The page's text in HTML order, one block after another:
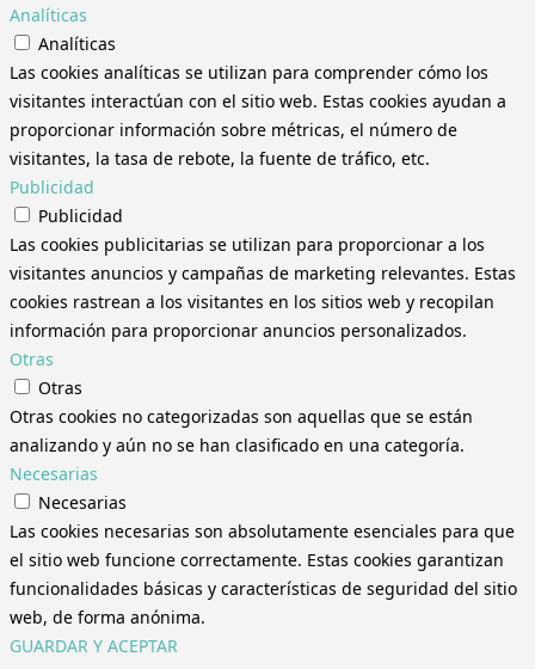
Analíticas
Analíticas
Las cookies analíticas se utilizan para comprender cómo los
visitantes interactúan con el sitio web. Estas cookies ayudan a
proporcionar información sobre métricas, el número de
visitantes, la tasa de rebote, la fuente de tráfico, etc.
Publicidad
Publicidad
Las cookies publicitarias se utilizan para proporcionar a los
visitantes anuncios y campañas de marketing relevantes. Estas
cookies rastrean a los visitantes en los sitios web y recopilan
información para proporcionar anuncios personalizados.
Otras
Otras
Otras cookies no categorizadas son aquellas que se están
analizando y aún no se han clasificado en una categoría.
Necesarias
Necesarias
Las cookies necesarias son absolutamente esenciales para que
el sitio web funcione correctamente. Estas cookies garantizan
funcionalidades básicas y características de seguridad del sitio
web, de forma anónima.
GUARDAR Y ACEPTAR